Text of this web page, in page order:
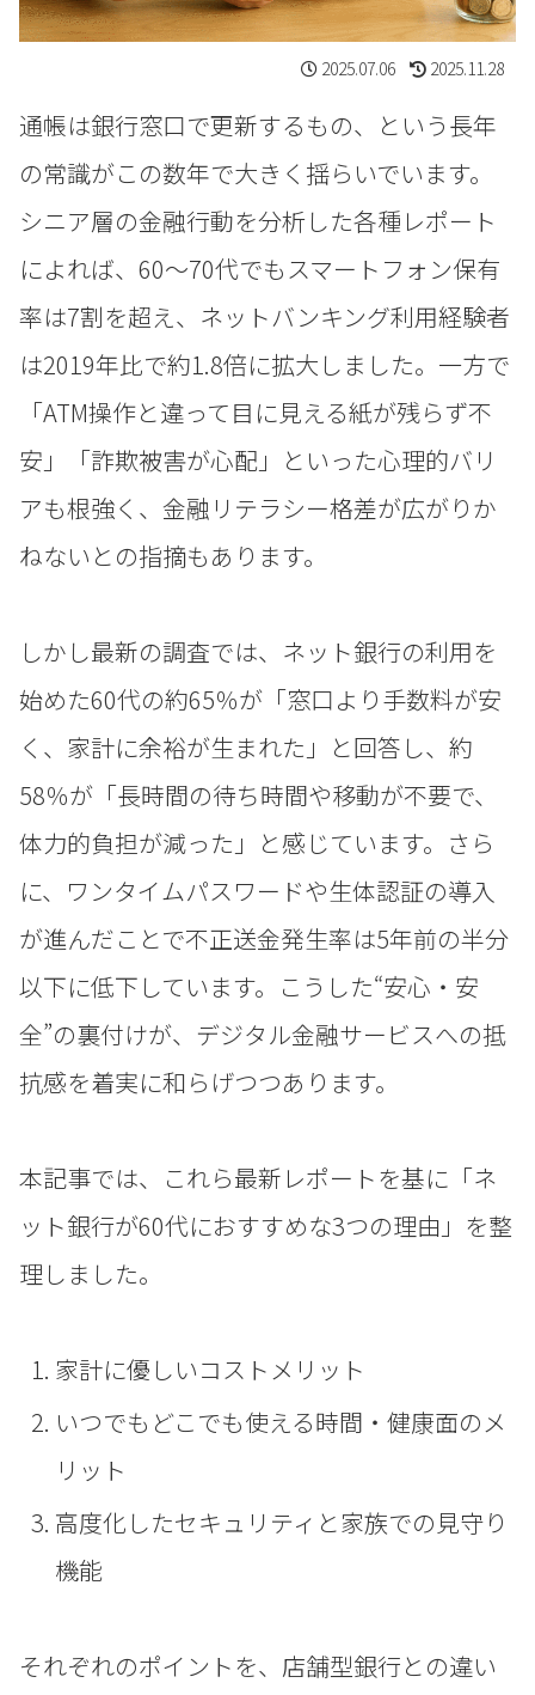
2025.07.06 2025.11.28
通帳は銀行窓口で更新するもの、という長年
の常識がこの数年で大きく揺らいでいます。
シニア層の金融行動を分析した各種レポート
によれば、60〜70代でもスマートフォン保有
率は7割を超え、ネットバンキング利用経験者
は2019年比で約1.8倍に拡大しました。一方で
「ATM操作と違って目に見える紙が残らず不
安」「詐欺被害が心配」といった心理的バリ
アも根強く、金融リテラシー格差が広がりか
ねないとの指摘もあります。
しかし最新の調査では、ネット銀行の利用を
始めた60代の約65％が「窓口より手数料が安
く、家計に余裕が生まれた」と回答し、約
58％が「長時間の待ち時間や移動が不要で、
体力的負担が減った」と感じています。さら
に、ワンタイムパスワードや生体認証の導入
が進んだことで不正送金発生率は5年前の半分
以下に低下しています。こうした“安心・安
全”の裏付けが、デジタル金融サービスへの抵
抗感を着実に和らげつつあります。
本記事では、これら最新レポートを基に「ネ
ット銀行が60代におすすめな3つの理由」を整
理しました。
家計に優しいコストメリット
いつでもどこでも使える時間・健康面のメ
リット
高度化したセキュリティと家族での見守り
機能
それぞれのポイントを、店舗型銀行との違い